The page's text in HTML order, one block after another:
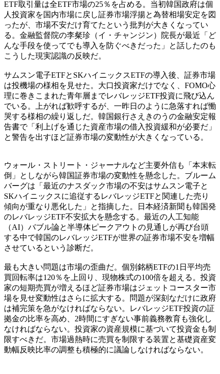
ETF取引量は全ETF市場の25％を占める。当初韓国政府は個
人投資家を国内市場に戻し証券市場浮揚と為替相場安定を図
ったが、市場不安だけ育てたという批判が大きくなってい
る。金融監督院の李粲珍（イ・チャンジン）院長が最近「ど
んな手段を使ってでも導入を防ぐべきだった」と話したのも
こうした現実認識の反映だ。
サムスン電子ETFとSKハイニックスETFの導入後、証券市場
は投機場の様相を見せた。大口投資家だけでなく、FOMO心
理に巻きこまれた青年層までレバレッジETF投資に飛び込ん
でいる。上がれば歓呼するが、一昨日のように急落すれば慟
哭する様相の繰り返しだ。韓国銀行さえきのうの金融安定報
告書で「利上げを通じた資産市場の借入投資緩和が必要だ」
と警告を出すほど証券市場の変動性が大きくなっている。
ウォール・ストリート・ジャーナルなど主要外信も「本末転
倒」としながら韓国証券市場の変動性を懸念した。ブルーム
バーグは「最近のナスダック市場の不安はサムスン電子と
SKハイニックスに追従するレバレッジETFと関連した売り
傾向が重なり悪化した」と指摘した。日本経済新聞も韓国発
のレバレッジETF不安拡大を懸念する。最近の人工知能
（AI）バブル論と半導体ピークアウトの見通しが再び台頭
する中で韓国のレバレッジETFが世界の証券市場不安を増幅
させているという診断だ。
最も大きい問題は市場の歪曲だ。個別銘柄ETFの1日平均売
買回転率は120％を上回り、現物株式の100倍を超える。投資
家の短期売買が増えるほど証券市場はジェットコースター市
場を見せ変動性はさらに拡大する。問題が深刻なだけに政府
は補完策を急がなければならない。レバレッジETF投資の証
拠金の比率を高め、2時間にすぎない事前義務教育も強化し
なければならない。投資家の資産規模に基づいて投資金も制
限すべきだ。市場過熱時に売買を制限する装置と基礎資産変
動幅反映比率の調整も積極的に議論しなければならない。